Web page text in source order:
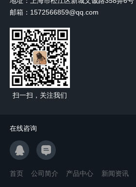
邮箱：1572566859@qq.com
扫一扫，关注我们
在线咨询
首页 公司简介 产品中心 新闻资讯